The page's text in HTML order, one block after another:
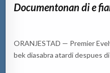
Documentonan di e
ORANJESTAD — Premier
bek diasabra atardi despues